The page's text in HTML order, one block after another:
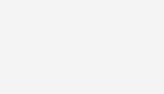
kan dreies for å justere
deler av rommet.